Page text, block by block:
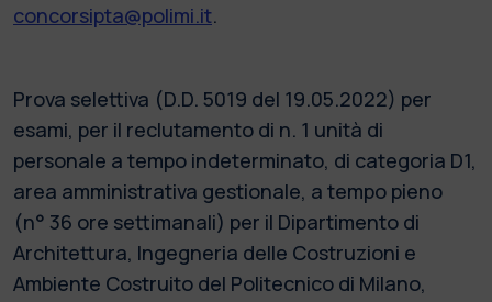
concorsipta@polimi.it.
Prova selettiva (D.D. 5019 del 19.05.2022) per
esami, per il reclutamento di n. 1 unità di
personale a tempo indeterminato, di categoria D1,
area amministrativa gestionale, a tempo pieno
(n° 36 ore settimanali) per il Dipartimento di
Architettura, Ingegneria delle Costruzioni e
Ambiente Costruito del Politecnico di Milano,